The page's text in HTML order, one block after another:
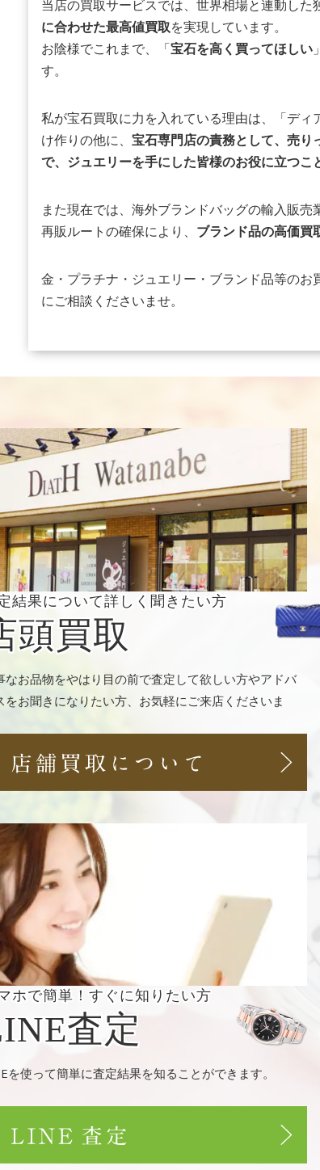
当店の買取サービスでは、世界相場と連動した
に合わせた最高値買取を実現しています。
お陰様でこれまで、「 宝石を高く買ってほしい
す。
私が宝石買取に力を入れている理由は、「デ
け作りの他に、 宝石専門店の責務として、売り
で、ジュエリーを手にした皆様のお役に立つこ
また現在では、海外ブランドバッグの輸入販
再販ルートの確保により、 ブランド品の高価買
金・プラチナ・ジュエリー・ブランド品等の
にご相談くださいませ。
結果について詳しく聞きたい方
頭買取
なお品物をやはり目の前で査定して欲しい方やアドバ
をお聞きになりたい方、お気軽にご来店くださいま
ホで簡単！ すぐに知りたい方
査定
を使って簡単に査定結果を知ることができます。